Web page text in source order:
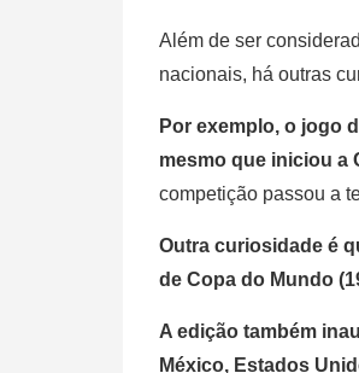
Além de ser
nacionais, há outras
Por exemplo, o jogo
mesmo que iniciou a
competição passou a
Outra curiosidade é
de Copa do Mundo
A edição também
México, Estados